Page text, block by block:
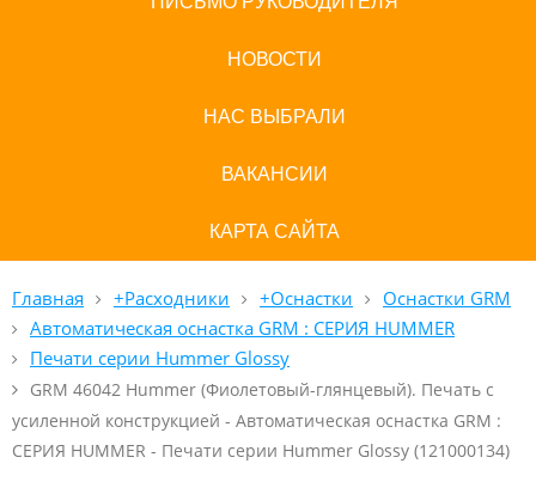
НОВОСТИ
НАС ВЫБРАЛИ
ВАКАНСИИ
КАРТА САЙТА
Главная +Расходники +Оснастки
Оснастки GRM
Автоматическая оснастка GRM : СЕРИЯ HUMMER
Печати серии Hummer Glossy
GRM 46042 Hummer (Фиолетовый-глянцевый). Печать с
усиленной конструкцией - Автоматическая оснастка GRM :
СЕРИЯ HUMMER - Печати серии Hummer Glossy (121000134)